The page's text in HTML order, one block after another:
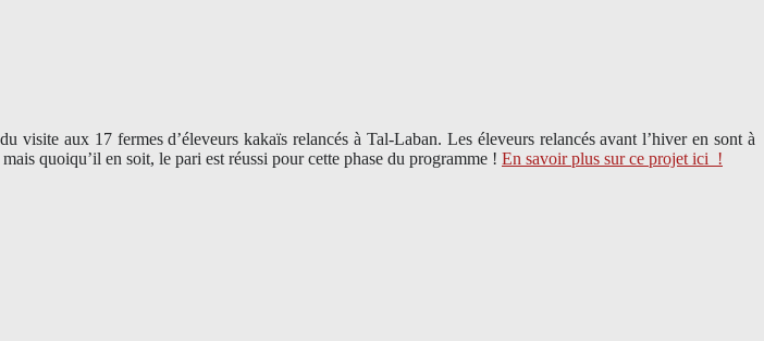
visite aux 17 fermes d’éleveurs kakaïs relancés à Tal-Laban. Les éleveurs relancés avant l’hiver en sont à
quoiqu’il en soit, le pari est réussi pour cette phase du programme ! En savoir plus sur ce projet ici !